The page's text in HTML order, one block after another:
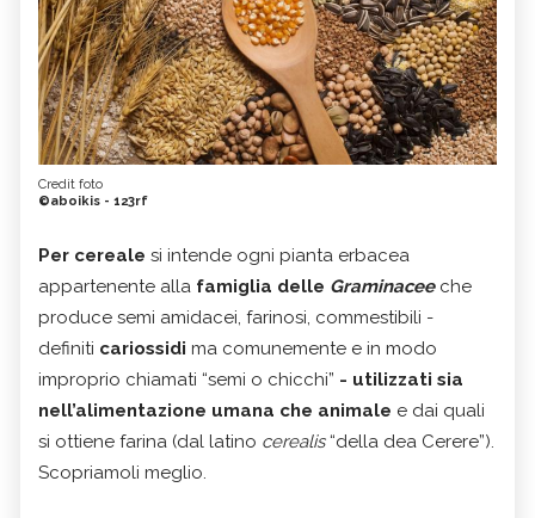
Credit foto
©aboikis - 123rf
Per cereale si intende ogni pianta erbacea
appartenente alla famiglia delle Graminacee che
produce semi amidacei, farinosi, commestibili -
definiti cariossidi ma comunemente e in modo
improprio chiamati “semi o chicchi” - utilizzati sia
nell’alimentazione umana che animale e dai quali
si ottiene farina (dal latino cerealis“della dea Cerere”).
Scopriamoli meglio.